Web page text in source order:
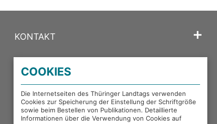
KONTAKT
PORTALE DES THÜRINGER LANDTAGS
EXTERNE LINKS
COOKIES
Die Internetseiten des Thüringer Landtags verwenden
Cookies zur Speicherung der Einstellung der Schriftgröße
sowie beim Bestellen von Publikationen. Detaillierte
Informationen über die Verwendung von Cookies auf